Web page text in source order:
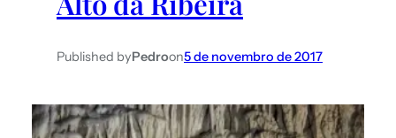
Published byPedroon5 de novembro de 2017